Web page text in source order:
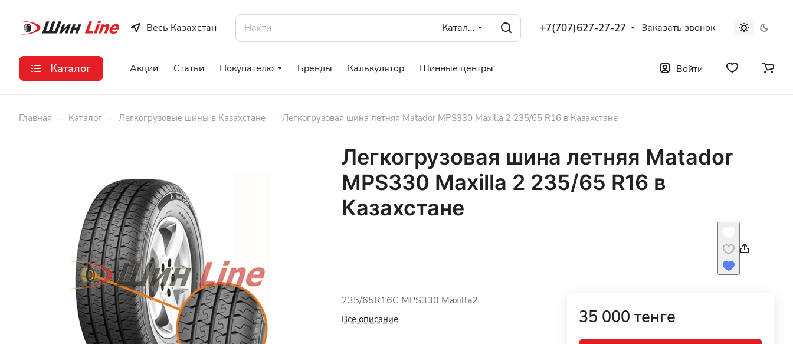
Весь Казахстан Каталог +7(707)627-27-27 Заказать звонок
Каталог Акции Статьи Покупателю Бренды Калькулятор Шинные центры Войти
Главная – Каталог – Легкогрузовые шины в Казахстане – Легкогрузовая шина летняя Matador MPS330 Maxilla 2 235/65 R16 в Казахстане
Легкогрузовая шина летняя Matador
MPS330 Maxilla 2 235/65 R16 в
Казахстане
235/65R16C MPS330 Maxilla2
Все описание 35 000 тенге